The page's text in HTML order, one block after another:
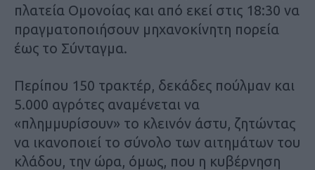
πλατεία Ομονοίας και από εκεί στις 18:30 να
πραγματοποιήσουν μηχανοκίνητη πορεία
έως το Σύνταγμα.
Περίπου 150 τρακτέρ, δεκάδες πούλμαν και
5.000 αγρότες αναμένεται να
«πλημμυρίσουν» το κλεινόν άστυ, ζητώντας
να ικανοποιεί το σύνολο των αιτημάτων του
κλάδου, την ώρα, όμως, που η κυβέρνηση